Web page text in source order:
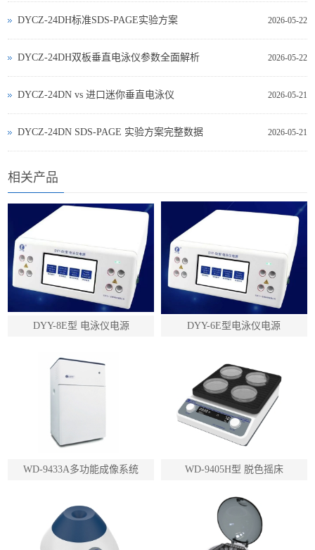
2026-05-22
DYCZ-24DH标准SDS-PAGE实验方案
2026-05-22
DYCZ-24DH双板垂直电泳仪参数全面解析
2026-05-21
DYCZ‑24DN vs 进口迷你垂直电泳仪
2026-05-21
DYCZ‑24DN SDS‑PAGE 实验方案完整数据
相关产品
DYY-8E型 电泳仪电源 DYY-6E型电泳仪电源
WD-9433A多功能成像系统 WD-9405H型 脱色摇床